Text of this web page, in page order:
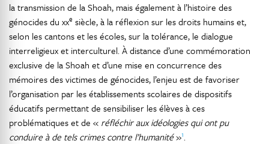
la transmission de la Shoah, mais également à l’histoire des
génocides du xxe siècle, à la réflexion sur les droits humains et,
selon les cantons et les écoles, sur la tolérance, le dialogue
interreligieux et interculturel. À distance d’une commémoration
exclusive de la Shoah et d’une mise en concurrence des
mémoires des victimes de génocides, l’enjeu est de favoriser
l’organisation par les établissements scolaires de dispositifs
éducatifs permettant de sensibiliser les élèves à ces
problématiques et de « réfléchir aux idéologies qui ont pu
conduire à de tels crimes contre l’humanité»1.